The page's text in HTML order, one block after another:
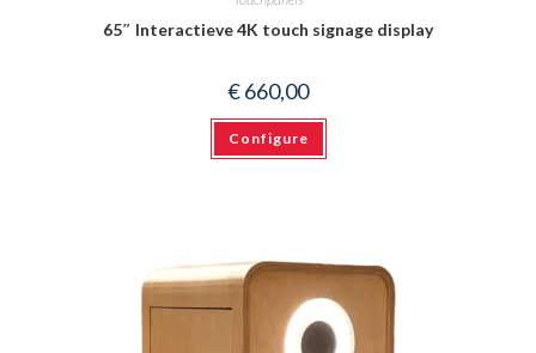
65″ Interactieve 4K touch signage display
€660,00
Configure